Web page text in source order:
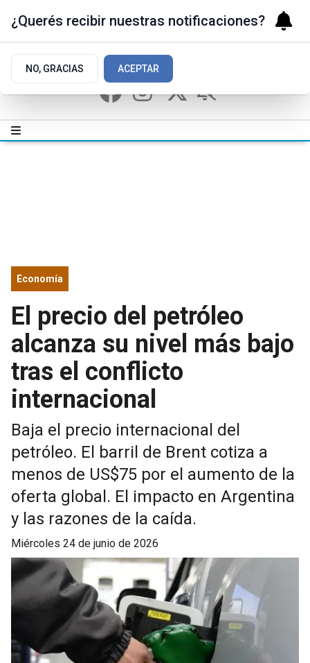
Economía
El precio del petróleo
alcanza su nivel más bajo
tras el conflicto
internacional
Baja el precio internacional del
petróleo. El barril de Brent cotiza a
menos de US$75 por el aumento de la
oferta global. El impacto en Argentina
y las razones de la caída.
miércoles 24 de junio de 2026
¿Querés recibir nuestras notificaciones?
NO, GRACIAS ACEPTAR